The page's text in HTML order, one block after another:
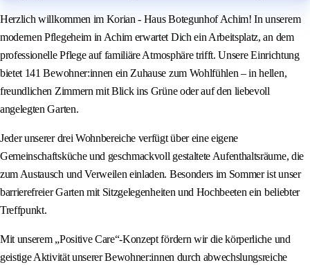
Herzlich willkommen im Korian - Haus Botegunhof Achim! In unserem
modernen Pflegeheim in Achim erwartet Dich ein Arbeitsplatz, an dem
professionelle Pflege auf familiäre Atmosphäre trifft. Unsere Einrichtung
bietet 141 Bewohner:innen ein Zuhause zum Wohlfühlen – in hellen,
freundlichen Zimmern mit Blick ins Grüne oder auf den liebevoll
angelegten Garten.
Jeder unserer drei Wohnbereiche verfügt über eine eigene
Gemeinschaftsküche und geschmackvoll gestaltete Aufenthaltsräume, die
zum Austausch und Verweilen einladen. Besonders im Sommer ist unser
barrierefreier Garten mit Sitzgelegenheiten und Hochbeeten ein beliebter
Treffpunkt.
Mit unserem „Positive Care“-Konzept fördern wir die körperliche und
geistige Aktivität unserer Bewohner:innen durch abwechslungsreiche